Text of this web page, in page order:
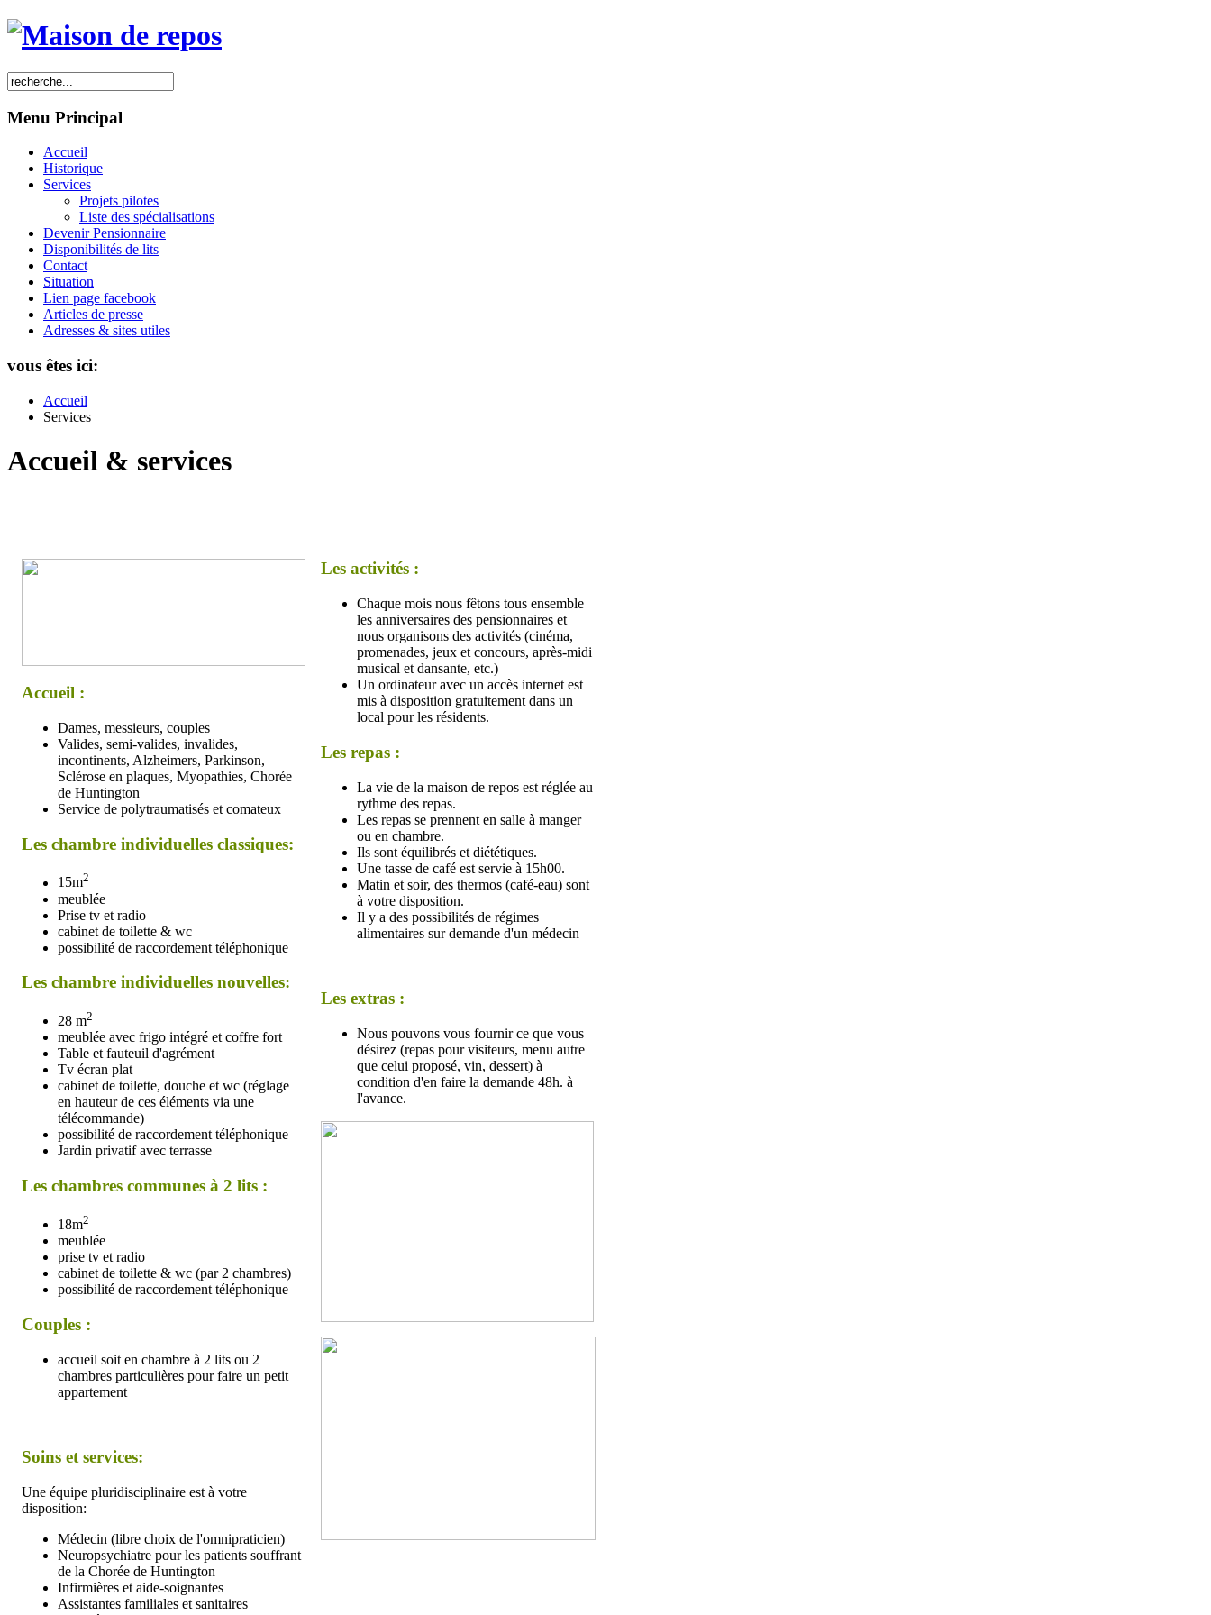
Menu Principal
Accueil
Historique
Services
Projets pilotes
Liste des spécialisations
Devenir Pensionnaire
Disponibilités de lits
Contact
Situation
Lien page facebook
Articles de presse
Adresses & sites utiles
vous êtes ici:
Accueil
Services
Accueil & services
Accueil :
Dames, messieurs, couples
Valides, semi-valides, invalides,
incontinents, Alzheimers, Parkinson,
Sclérose en plaques, Myopathies, Chorée
de Huntington
Service de polytraumatisés et comateux
Les chambre individuelles classiques:
15m2
meublée
Prise tv et radio
cabinet de toilette & wc
possibilité de raccordement téléphonique
Les chambre individuelles nouvelles:
28 m2
meublée avec frigo intégré et coffre fort
Table et fauteuil d'agrément
Tv écran plat
cabinet de toilette, douche et wc (réglage
en hauteur de ces éléments via une
télécommande)
possibilité de raccordement téléphonique
Jardin privatif avec terrasse
Les chambres communes à 2 lits :
18m2
meublée
prise tv et radio
cabinet de toilette & wc (par 2 chambres)
possibilité de raccordement téléphonique
Couples :
accueil soit en chambre à 2 lits ou 2
chambres particulières pour faire un petit
appartement
Soins et services:
Une équipe pluridisciplinaire est à votre
disposition:
Médecin (libre choix de l'omnipraticien)
Neuropsychiatre pour les patients souffrant
de la Chorée de Huntington
Infirmières et aide-soignantes
Assistantes familiales et sanitaires
Les activités :
Chaque mois nous fêtons tous ensemble
les anniversaires des pensionnaires et
nous organisons des activités (cinéma,
promenades, jeux et concours, après-midi
musical et dansante, etc.)
Un ordinateur avec un accès internet est
mis à disposition gratuitement dans un
local pour les résidents.
Les repas :
La vie de la maison de repos est réglée au
rythme des repas.
Les repas se prennent en salle à manger
ou en chambre.
Ils sont équilibrés et diététiques.
Une tasse de café est servie à 15h00.
Matin et soir, des thermos (café-eau) sont
à votre disposition.
Il y a des possibilités de régimes
alimentaires sur demande d'un médecin
Les extras :
Nous pouvons vous fournir ce que vous
désirez (repas pour visiteurs, menu autre
que celui proposé, vin, dessert) à
condition d'en faire la demande 48h. à
l'avance.